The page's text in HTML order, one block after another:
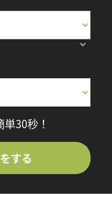
30秒！
する